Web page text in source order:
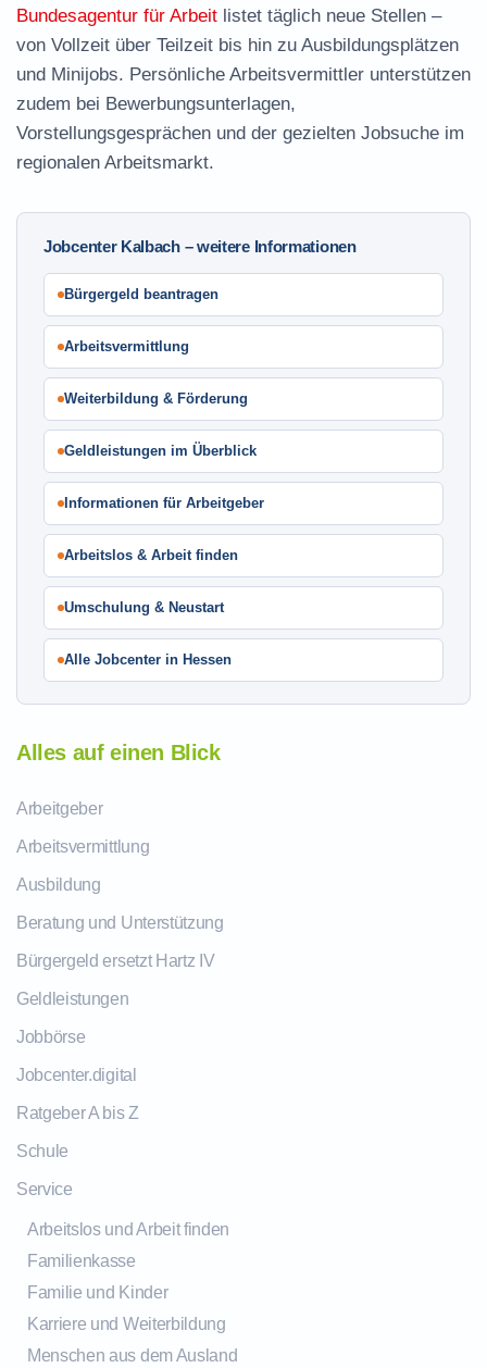
Bundesagentur für Arbeit listet täglich neue Stellen –
von Vollzeit über Teilzeit bis hin zu Ausbildungsplätzen
und Minijobs. Persönliche Arbeitsvermittler unterstützen
zudem bei Bewerbungsunterlagen,
Vorstellungsgesprächen und der gezielten Jobsuche im
regionalen Arbeitsmarkt.
Jobcenter Kalbach – weitere Informationen
Bürgergeld beantragen
Arbeitsvermittlung
Weiterbildung & Förderung
Geldleistungen im Überblick
Informationen für Arbeitgeber
Arbeitslos & Arbeit finden
Umschulung & Neustart
Alle Jobcenter in Hessen
Alles auf einen Blick
Arbeitgeber
Arbeitsvermittlung
Ausbildung
Beratung und Unterstützung
Bürgergeld ersetzt Hartz IV
Geldleistungen
Jobbörse
Jobcenter.digital
Ratgeber A bis Z
Schule
Service
Arbeitslos und Arbeit finden
Familienkasse
Familie und Kinder
Karriere und Weiterbildung
Menschen aus dem Ausland